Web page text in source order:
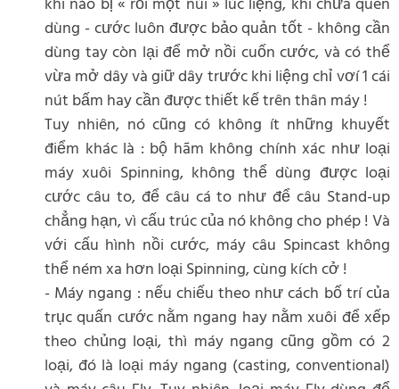
dùng - cước luôn được bảo quản tốt - không cần
dùng tay còn lại để mở nồi cuốn cước, và có thể
vừa mở dây và giữ dây trước khi liệng chỉ vơí 1 cái
nút bấm hay cần được thiết kế trên thân máy !
Tuy nhiên, nó cũng có không ít những khuyết
điểm khác là : bộ hãm không chính xác như loại
máy xuôi Spinning, không thể dùng được loại
cước câu to, để câu cá to như để câu Stand-up
chẳng hạn, vì cấu trúc của nó không cho phép ! Và
với cấu hình nồi cước, máy câu Spincast không
thể ném xa hơn loại Spinning, cùng kích cở !
- Máy ngang : nếu chiếu theo như cách bố trí của
trục quấn cước nằm ngang hay nằm xuôi để xếp
theo chủng loại, thì máy ngang cũng gồm có 2
loại, đó là loại máy ngang (casting, conventional)